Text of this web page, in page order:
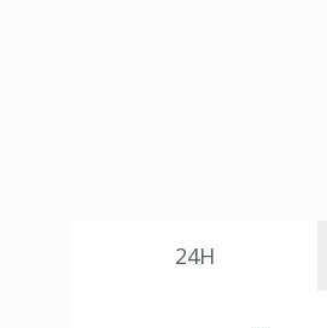
24H